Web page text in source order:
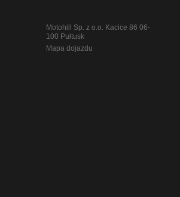
Motohill Sp. z o.o. Kacice 86 06-
100 Pułtusk
Mapa dojazdu